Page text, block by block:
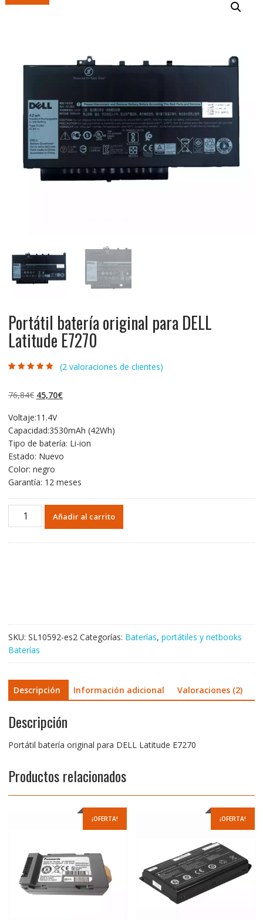
Portátil batería original para DELL
Latitude E7270
valoraciones de
(2valoraciones de clientes)
76,84€ El
original
era:
76,84€.
45,70€El
es:
45,70€.
Voltaje:11.4V
Capacidad:3530mAh (42Wh)
Tipo de batería: Li-ion
Estado: Nuevo
Color: negro
Garantía: 12 meses
Portátil
batería
Añadir al carrito
SKU: SL10592-es2 Categorías: Baterías, portátiles y netbooks
Baterías
Descripción Información adicional Valoraciones (2)
Descripción
Portátil batería original para DELL Latitude E7270
Productos relacionados
¡OFERTA! ¡OFERTA!